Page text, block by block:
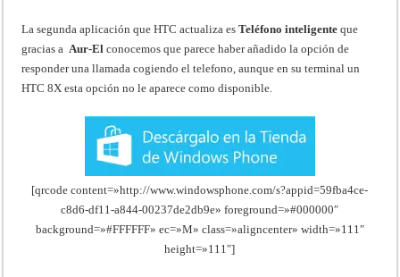
La segunda aplicación que HTC actualiza esTeléfono inteligente que
gracias aAur-El conocemos que parece haber añadido la opción de
responder una llamada cogiendo el telefono, aunque en su terminal un
HTC 8X esta opción no le aparece como disponible.
[qrcode content=»http://www.windowsphone.com/s?appid=59fba4ce-
c8d6-df11-a844-00237de2db9e» foreground=»#000000″
background=»#FFFFFF» ec=»M» class=»aligncenter» width=»111″
height=»111″]